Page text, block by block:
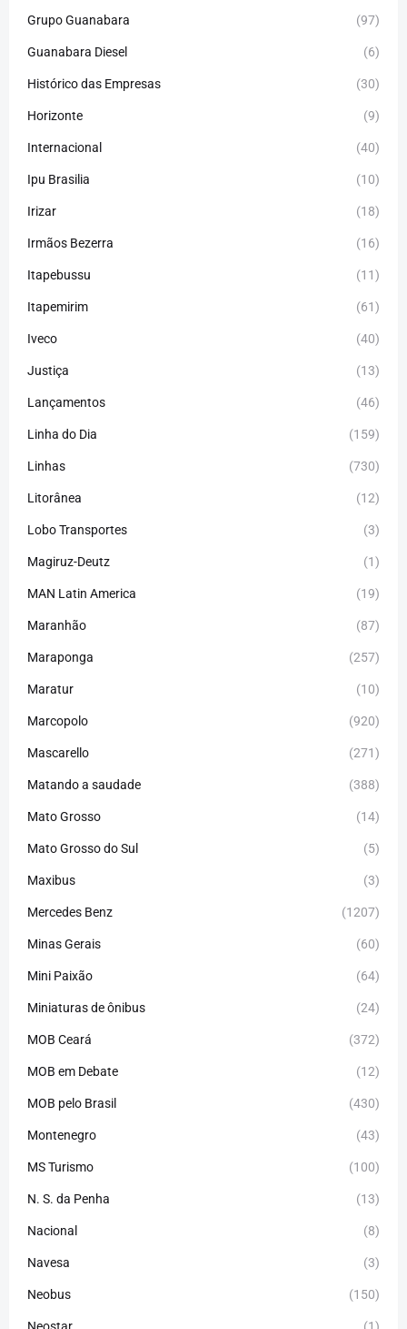
Grupo Guanabara (97)
Guanabara Diesel (6)
Histórico das Empresas (30)
Horizonte (9)
Internacional (40)
Ipu Brasilia (10)
Irizar (18)
Irmãos Bezerra (16)
Itapebussu (11)
Itapemirim (61)
Iveco (40)
Justiça (13)
Lançamentos (46)
Linha do Dia (159)
Linhas (730)
Litorânea (12)
Lobo Transportes (3)
Magiruz-Deutz (1)
MAN Latin America (19)
Maranhão (87)
Maraponga (257)
Maratur (10)
Marcopolo (920)
Mascarello (271)
Matando a saudade (388)
Mato Grosso (14)
Mato Grosso do Sul (5)
Maxibus (3)
Mercedes Benz (1207)
Minas Gerais (60)
Mini Paixão (64)
Miniaturas de ônibus (24)
MOB Ceará (372)
MOB em Debate (12)
MOB pelo Brasil (430)
Montenegro (43)
MS Turismo (100)
N. S. da Penha (13)
Nacional (8)
Navesa (3)
Neobus (150)